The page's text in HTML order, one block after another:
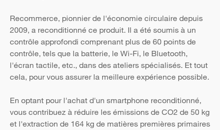
Recommerce, pionnier de l'économie circulaire depuis
2009, a reconditionné ce produit. Il a été soumis à un
contrôle approfondi comprenant plus de 60 points de
contrôle, tels que la batterie, le Wi-Fi, le Bluetooth,
l'écran tactile, etc., dans des ateliers spécialisés. Et tout
cela, pour vous assurer la meilleure expérience possible.
En optant pour l'achat d'un smartphone reconditionné,
vous contribuez à réduire les émissions de CO2 de 50 kg
et l'extraction de 164 kg de matières premières primaires